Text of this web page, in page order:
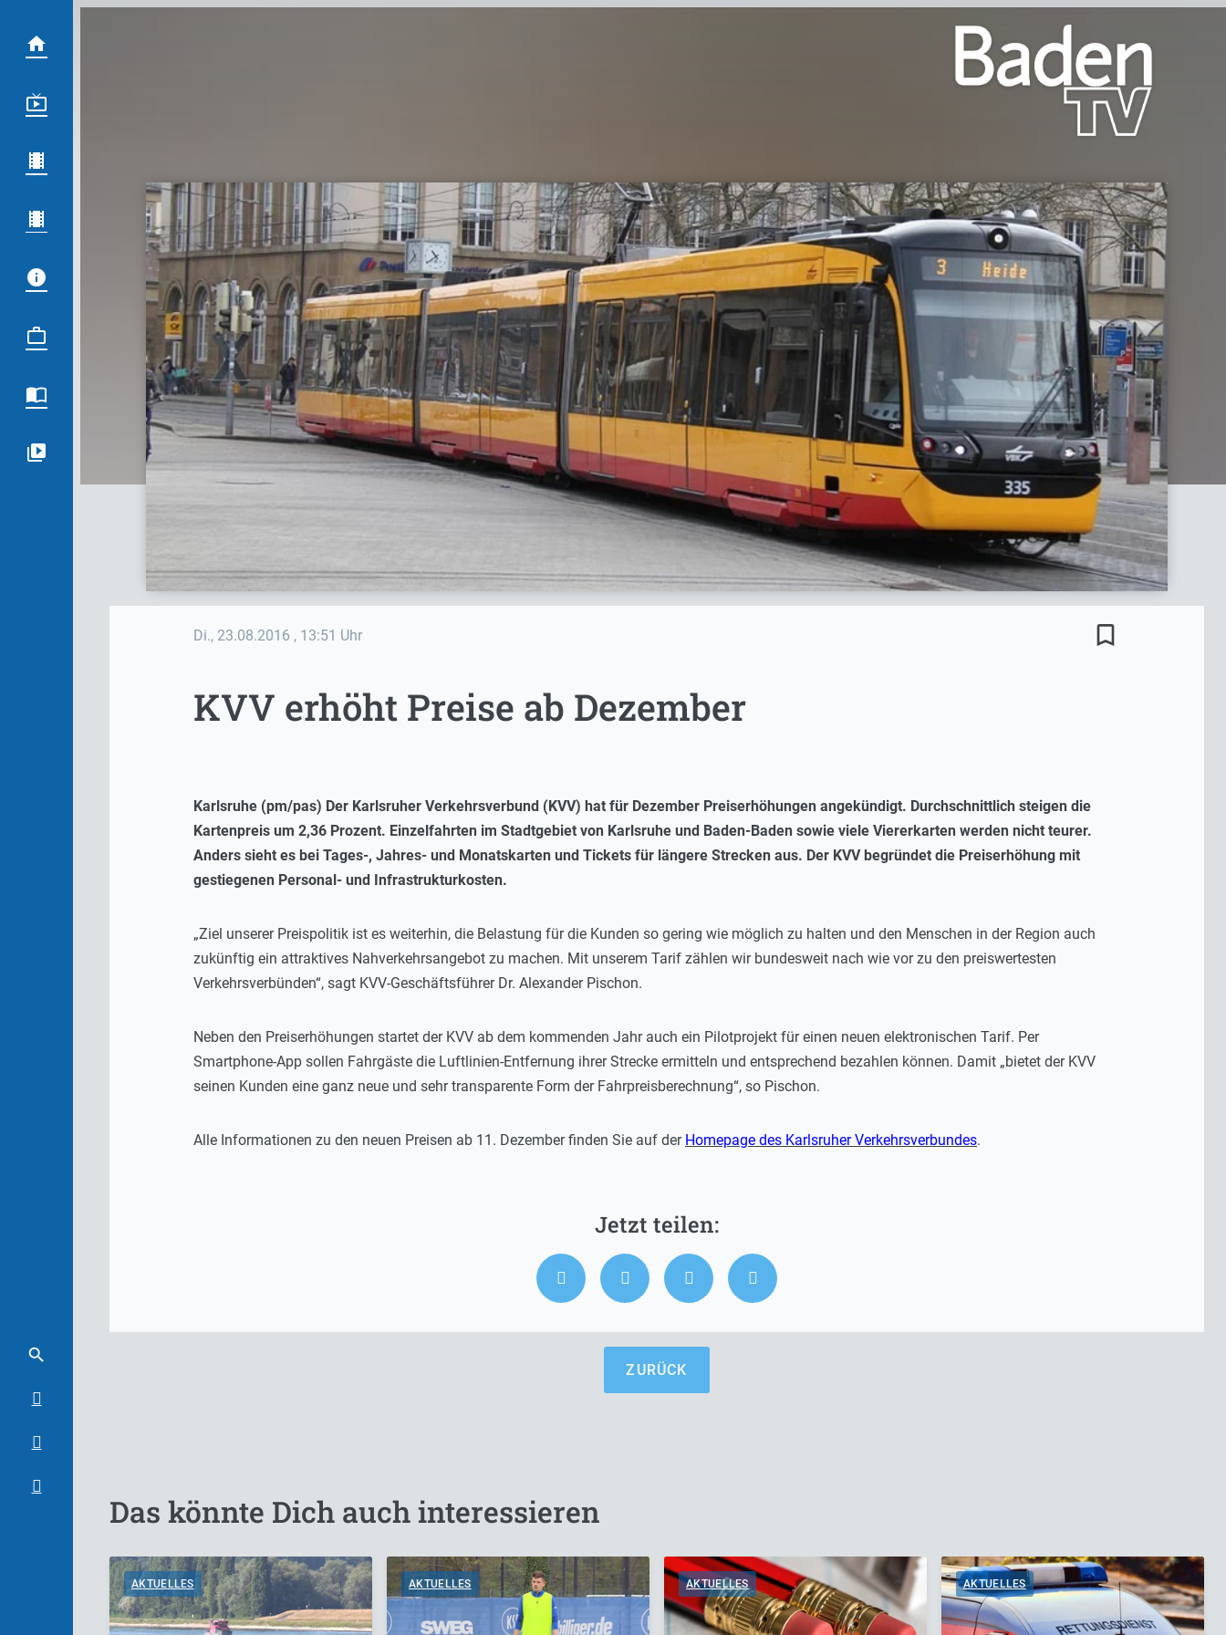
Di., 23.08.2016 , 13:51 Uhr bookmark_border
KVV erhöht Preise ab Dezember
Karlsruhe (pm/pas) Der Karlsruher Verkehrsverbund (KVV) hat für Dezember Preiserhöhungen angekündigt. Durchschnittlich steigen die
Kartenpreis um 2,36 Prozent. Einzelfahrten im Stadtgebiet von Karlsruhe und Baden-Baden sowie viele Viererkarten werden nicht teurer.
Anders sieht es bei Tages-, Jahres- und Monatskarten und Tickets für längere Strecken aus. Der KVV begründet die Preiserhöhung mit
gestiegenen Personal- und Infrastrukturkosten.
„Ziel unserer Preispolitik ist es weiterhin, die Belastung für die Kunden so gering wie möglich zu halten und den Menschen in der Region auch
zukünftig ein attraktives Nahverkehrsangebot zu machen. Mit unserem Tarif zählen wir bundesweit nach wie vor zu den preiswertesten
Verkehrsverbünden“, sagt KVV-Geschäftsführer Dr. Alexander Pischon.
Neben den Preiserhöhungen startet der KVV ab dem kommenden Jahr auch ein Pilotprojekt für einen neuen elektronischen Tarif. Per
Smartphone-App sollen Fahrgäste die Luftlinien-Entfernung ihrer Strecke ermitteln und entsprechend bezahlen können. Damit „bietet der KVV
seinen Kunden eine ganz neue und sehr transparente Form der Fahrpreisberechnung“, so Pischon.
Alle Informationen zu den neuen Preisen ab 11. Dezember finden Sie auf der Homepage des Karlsruher Verkehrsverbundes.
ZURÜCK
Das könnte Dich auch interessieren
AKTUELLES AKTUELLES AKTUELLES AKTUELLES